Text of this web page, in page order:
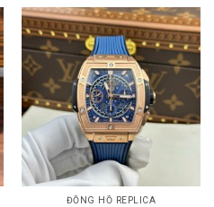
ĐỒNG HỒ REPLICA